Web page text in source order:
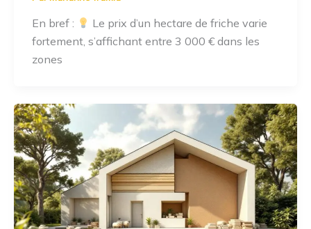
En bref :
Le prix d’un hectare de friche varie
fortement, s’affichant entre 3 000 € dans les
zones